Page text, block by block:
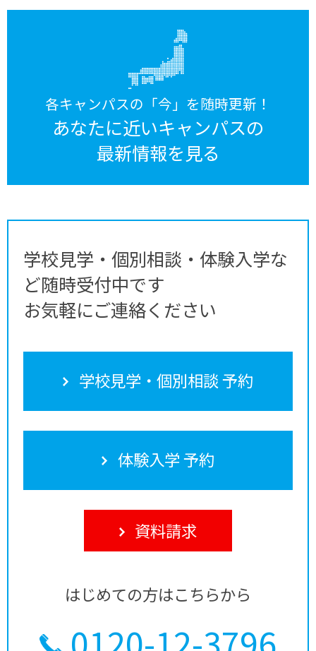
各キャンパスの「今」を随時更新！
あなたに近いキャンパスの
最新情報を見る
学校見学・個別相談・体験入学な
ど随時受付中です
お気軽にご連絡ください
学校見学・個別相談 予約
体験入学 予約
資料請求
はじめての方はこちらから